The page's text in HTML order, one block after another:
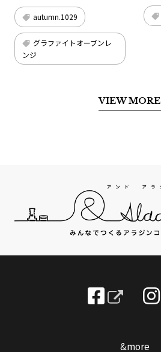
autumn.1029
グラファイトオーブンレ
ンジ
VIEW MORE
&more